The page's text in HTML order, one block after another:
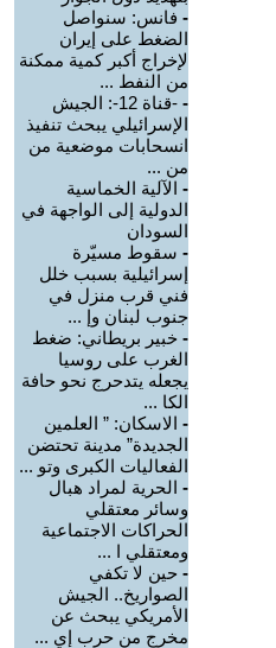
- فانس: سنواصل
الضغط على إيران
لإخراج أكبر كمية ممكنة
من النفط ...
-
-قناة 12-: الجيش
الإسرائيلي يبحث تنفيذ
انسحابات موضعية من
من ...
- الآلية الخماسية
الدولية إلى الواجهة في
السودان
- سقوط مسيّرة
إسرائيلية بسبب خلل
فني قرب منزل في
جنوب لبنان وإ ...
- خبير بريطاني: ضغط
الغرب على روسيا
يجعله يتدحرج نحو حافة
الكا ...
- الاسكان: ” العلمين
الجديدة” مدينة تحتضن
الفعاليات الكبرى وتو ...
- الحرية لمراد هبال
وسائر معتقلي
الحراكات الاجتماعية
ومعتقلي ا ...
- حين لا تكفي
الصواريخ.. الجيش
الأمريكي يبحث عن
مخرج من حرب إي ...